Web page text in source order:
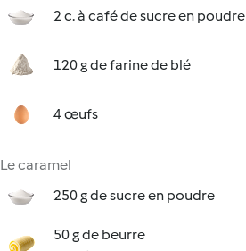
2 c. à café de sucre en poudre
120 g de farine de blé
4 œufs
Le caramel
250 g de sucre en poudre
50 g de beurre